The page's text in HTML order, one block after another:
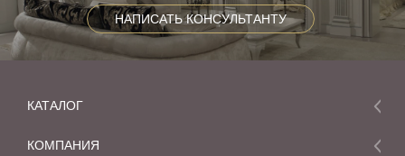
НАПИСАТЬ КОНСУЛЬТАНТУ
КАТАЛОГ
Мебель
КОМПАНИЯ